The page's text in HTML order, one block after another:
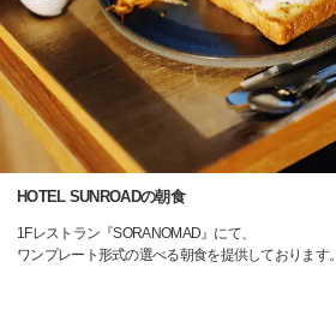
HOTEL SUNROADの朝食
1Fレストラン『SORANOMAD』にて、
ワンプレート形式の選べる朝食を提供しております。